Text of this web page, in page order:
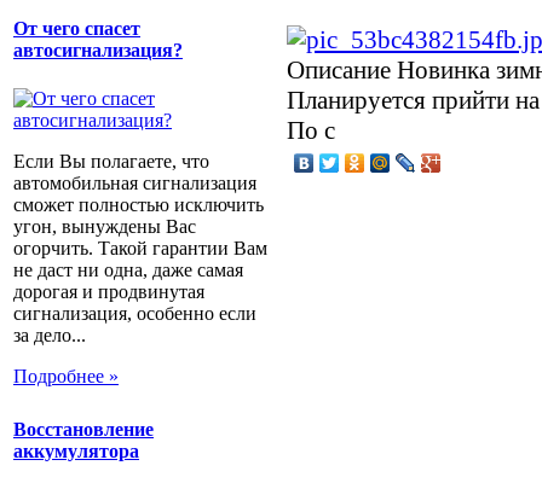
От чего спасет
автосигнализация?
Если Вы полагаете, что
автомобильная сигнализация
сможет полностью исключить
угон, вынуждены Вас
огорчить. Такой гарантии Вам
не даст ни одна, даже самая
дорогая и продвинутая
сигнализация, особенно если
за дело...
Подробнее »
Восстановление
аккумулятора
Описание Новинка
Планируется прийти
По с